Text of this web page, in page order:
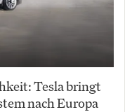
Tesla bringt
nach Europa